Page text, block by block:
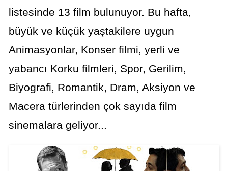
listesinde 13 film bulunuyor. Bu hafta,
büyük ve küçük yaştakilere uygun
Animasyonlar, Konser filmi, yerli ve
yabancı Korku filmleri, Spor, Gerilim,
Biyografi, Romantik, Dram, Aksiyon ve
Macera türlerinden çok sayıda film
sinemalara geliyor...